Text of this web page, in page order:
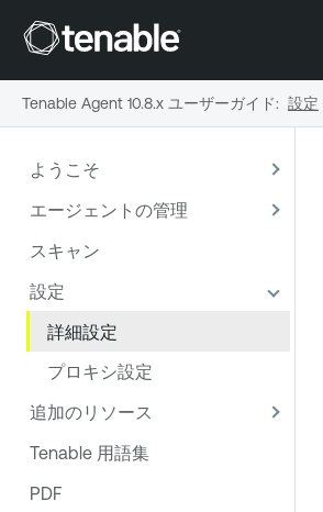
ようこそ
エージェントの管理
スキャン
設定
詳細設定
プロキシ設定
追加のリソース
Tenable 用語集
PDF
Tenable Agent 10.8.x ユーザーガイド: 設定